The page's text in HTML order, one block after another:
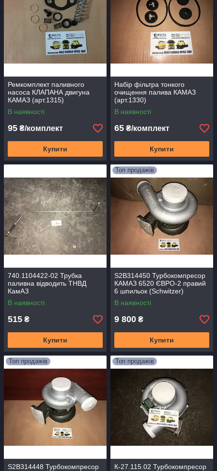
Ремкомплект паливного
насоса КЛАПАНА двигуна
КАМАЗ (арт.1315)
В наявності
95 ₴/комплект
Купити
Набір фільтра тонкого
очищення палива КАМАЗ
(арт.1330)
В наявності
65 ₴/комплект
Купити
740.1104422-02 Трубка
паливна відводить ТНВД
КамАЗ
В наявності
515 ₴
Купити
Топ продажів
S2B314450 Турбокомпресор
КАМАЗ 6520 ЄВРО-2 правий
6 шпильок (Schwitzer)
S2B/7624TAE/0.76D9
В наявності
9 800 ₴
Купити
Топ продажів
S2B314448 Турбокомпресор
Топ продажів
К-27.115.02 Турбокомпресор